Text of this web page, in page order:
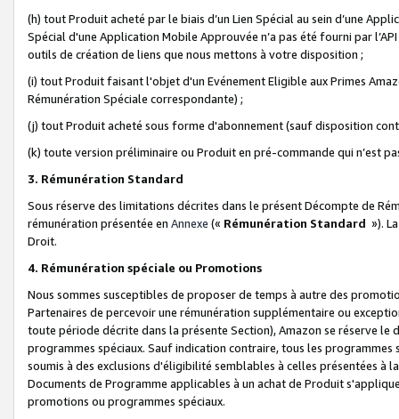
(h) tout Produit acheté par le biais d’un Lien Spécial au sein d’une
Spécial d'une Application Mobile Approuvée n’a pas été fourni par
outils de création de liens que nous mettons à votre disposition ;
(i) tout Produit faisant l'objet d'un Evénement Eligible aux Primes
Rémunération Spéciale correspondante) ;
(j) tout Produit acheté sous forme d'abonnement (sauf disposition
(k) toute version préliminaire ou Produit en pré-commande qui n’est
3. Rémunération Standard
Sous réserve des limitations décrites dans le présent Décompte de
rémunération présentée en Annexe (« Rémunération Standard »).
Droit.
4. Rémunération spéciale ou Promotions
Nous sommes susceptibles de proposer de temps à autre des
Partenaires de percevoir une rémunération supplémentaire ou
toute période décrite dans la présente Section), Amazon se réserve
programmes spéciaux. Sauf indication contraire, tous les
soumis à des exclusions d'éligibilité semblables à celles présentées à
Documents de Programme applicables à un achat de Produit
promotions ou programmes spéciaux.